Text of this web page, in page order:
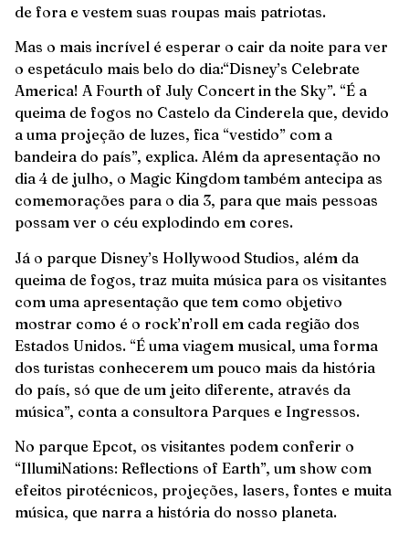
de fora e vestem suas roupas mais patriotas.
Mas o mais incrível é esperar o cair da noite para ver
o espetáculo mais belo do dia:“Disney’s Celebrate
America! A Fourth of July Concert in the Sky”. “É a
queima de fogos no Castelo da Cinderela que, devido
a uma projeção de luzes, fica “vestido” com a
bandeira do país”, explica. Além da apresentação no
dia 4 de julho, o Magic Kingdom também antecipa as
comemorações para o dia 3, para que mais pessoas
possam ver o céu explodindo em cores.
Já o parque Disney’s Hollywood Studios, além da
queima de fogos, traz muita música para os visitantes
com uma apresentação que tem como objetivo
mostrar como é o rock’n’roll em cada região dos
Estados Unidos. “É uma viagem musical, uma forma
dos turistas conhecerem um pouco mais da história
do país, só que de um jeito diferente, através da
música”, conta a consultora Parques e Ingressos.
No parque Epcot, os visitantes podem conferir o
“IllumiNations: Reflections of Earth”, um show com
efeitos pirotécnicos, projeções, lasers, fontes e muita
música, que narra a história do nosso planeta.